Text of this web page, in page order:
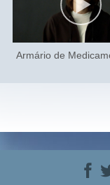
Armário de